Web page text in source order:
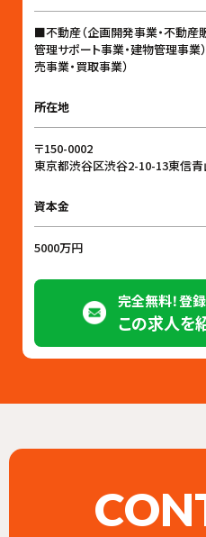
■不動産（企画開発事業・不動産
管理サポート事業・建物管理事
売事業・買取事業）
所在地
〒150-0002
東京都渋谷区渋谷2-10-13東信青
資本金
5000万円
完全無料！登録
この求人を